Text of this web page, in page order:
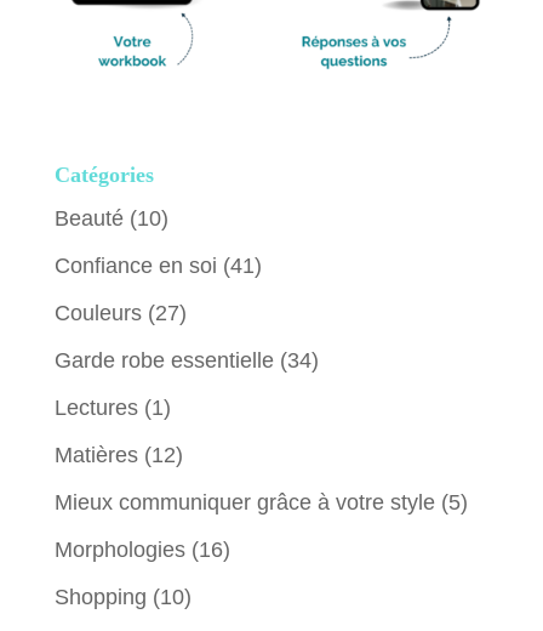
Catégories
Beauté(10)
Confiance en soi (41)
Couleurs(27)
Garde robe essentielle(34)
Lectures(1)
Matières(12)
Mieux communiquer grâce à votre style(5)
Morphologies(16)
Shopping (10)